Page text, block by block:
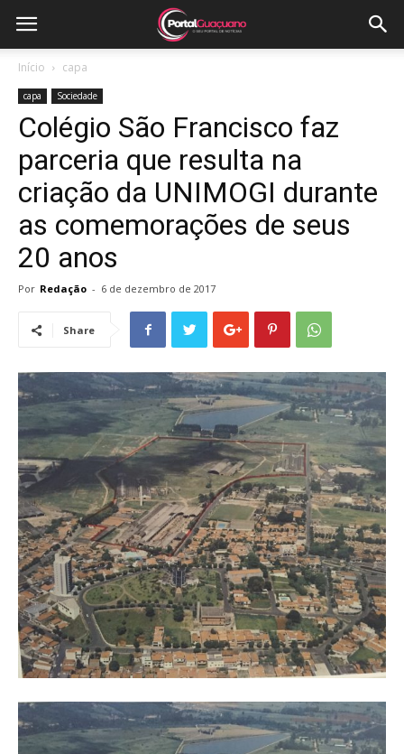
Início capa
capa Sociedade
Colégio São Francisco faz
parceria que resulta na
criação da UNIMOGI durante
as comemorações de seus
20 anos
Por Redação - 6 de dezembro de 2017
Share